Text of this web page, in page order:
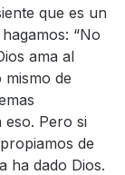
que es un
“No
ama al
mismo de
Pero si
de
ha dado Dios.